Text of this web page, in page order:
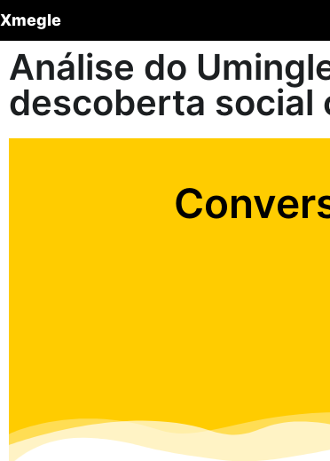
Xmegle
Análise do
descoberta social